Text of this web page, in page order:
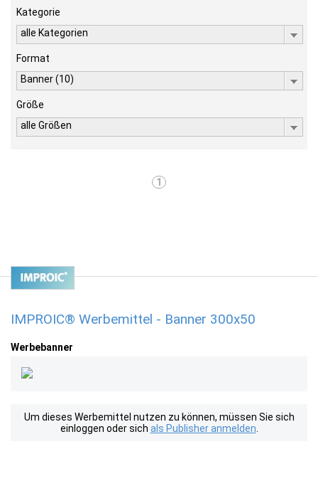
Kategorie
alle Kategorien
Format
Banner (10)
Größe
alle Größen
1
IMPROIC® Werbemittel - Banner 300x50
Werbebanner
Um dieses Werbemittel nutzen zu können, müssen Sie sich
einloggen oder sich als Publisher anmelden